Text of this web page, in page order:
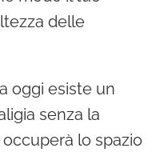
delle
oggi esiste un
senza la
lo spazio